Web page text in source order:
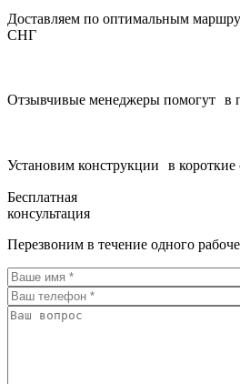
Доставляем по оптимальным
СНГ
Отзывчивые менеджеры помогут в
Установим конструкции в короткие
Бесплатная
консультация
Перезвоним в течение одного